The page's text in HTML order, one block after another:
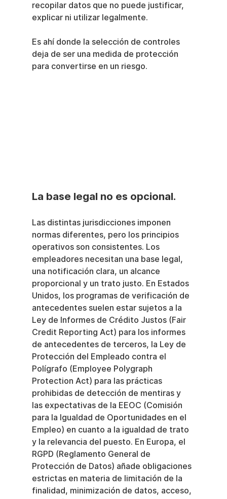
recopilar datos que no puede justificar,
explicar ni utilizar legalmente.
Es ahí donde la selección de controles
deja de ser una medida de protección
para convertirse en un riesgo.
La base legal no es opcional.
Las distintas jurisdicciones imponen
normas diferentes, pero los principios
operativos son consistentes. Los
empleadores necesitan una base legal,
una notificación clara, un alcance
proporcional y un trato justo. En Estados
Unidos, los programas de verificación de
antecedentes suelen estar sujetos a la
Ley de Informes de Crédito Justos (Fair
Credit Reporting Act) para los informes
de antecedentes de terceros, la Ley de
Protección del Empleado contra el
Polígrafo (Employee Polygraph
Protection Act) para las prácticas
prohibidas de detección de mentiras y
las expectativas de la EEOC (Comisión
para la Igualdad de Oportunidades en el
Empleo) en cuanto a la igualdad de trato
y la relevancia del puesto. En Europa, el
RGPD (Reglamento General de
Protección de Datos) añade obligaciones
estrictas en materia de limitación de la
finalidad, minimización de datos, acceso,